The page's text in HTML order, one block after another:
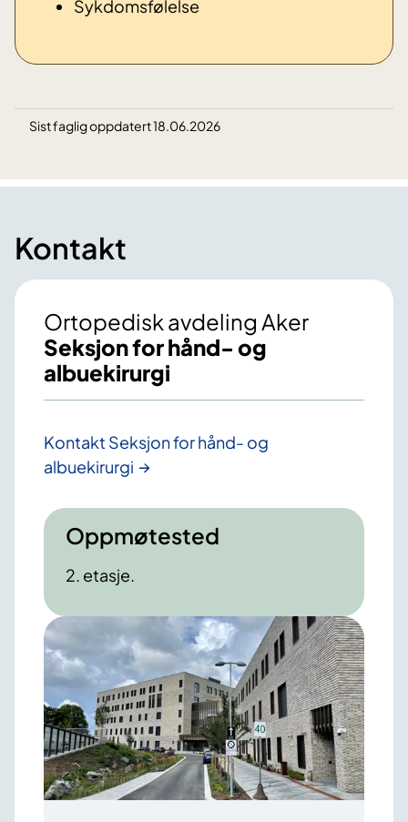
Sykdomsfølelse
Sist faglig oppdatert 18.06.2026
Kontakt
Ortopedisk avdeling Aker
Seksjon for hånd- og
albuekirurgi
Kontakt Seksjon for hånd- og
albuekirurgi
Oppmøtested
2. etasje.